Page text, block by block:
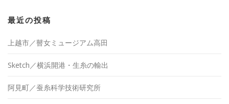
最近の投稿
上越市／瞽女ミュージアム高田
Sketch／横浜開港・生糸の輸出
阿見町／蚕糸科学技術研究所